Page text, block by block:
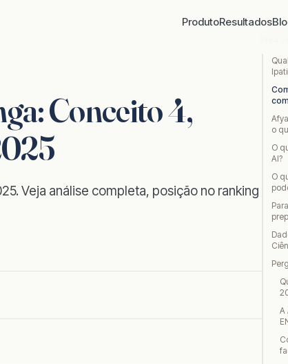
ProdutoResultados
Conceito 4,
Veja análise completa, posição no ranking
o
O
AI?
O
A